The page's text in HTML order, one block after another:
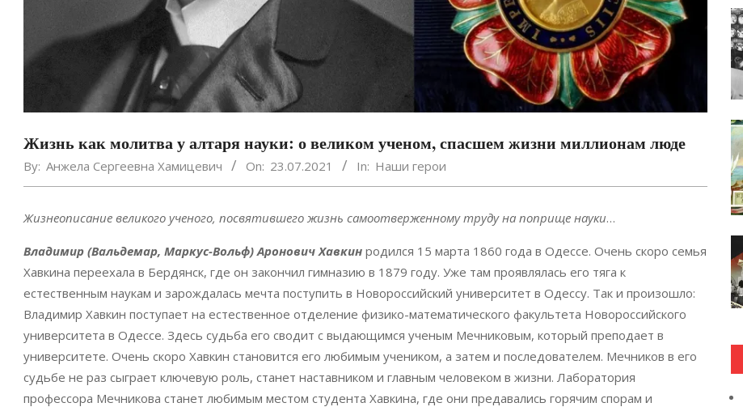
Жизнь как молитва у алтаря науки: о великом ученом, спасшем жизни миллионам люде
By: Анжела Сергеевна Хамицевич On: 23.07.2021 In: Наши герои
Жизнеописание великого ученого, посвятившего жизнь самоотверженному труду на поприще науки…
Владимир (Вальдемар, Маркус-Вольф) Аронович Хавкин родился 15 марта 1860 года в Одессе. Очень скоро семья
Хавкина переехала в Бердянск, где он закончил гимназию в 1879 году. Уже там проявлялась его тяга к
естественным наукам и зарождалась мечта поступить в Новороссийский университет в Одессу. Так и произошло:
Владимир Хавкин поступает на естественное отделение физико-математического факультета Новороссийского
университета в Одессе. Здесь судьба его сводит с выдающимся ученым Мечниковым, который преподает в
университете. Очень скоро Хавкин становится его любимым учеником, а затем и последователем. Мечников в его
судьбе не раз сыграет ключевую роль, станет наставником и главным человеком в жизни. Лаборатория
профессора Мечникова станет любимым местом студента Хавкина, где они предавались горячим спорам и